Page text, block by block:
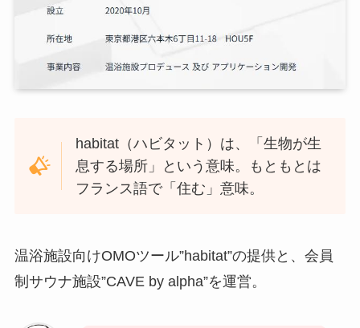
habitat（ハビタット）は、「生物が生
息する場所」という意味。もともとは
フランス語で「住む」意味。
温浴施設向けOMOツール”habitat”の提供と、会員
制サウナ施設”CAVE by alpha”を運営。